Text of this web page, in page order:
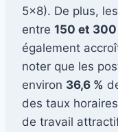
5×8). De plus,
entre 150 et
également
noter que les
environ 36,6 %
des taux
de travail